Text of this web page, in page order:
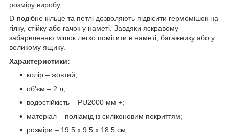
розміру виробу.
D-подібне кільце та петлі дозволяють підвісити гермомішок на
гілку, стійку або гачок у наметі. Завдяки яскравому
забарвленню мішок легко помітити в наметі, багажнику або у
великому ящику.
Характеристики:
колір – жовтий;
об'єм – 2 л;
водостійкість – PU2000 мм +;
матеріал – поліамід із силіконовим покриттям;
розміри – 19.5 х 9.5 х 18.5 см;